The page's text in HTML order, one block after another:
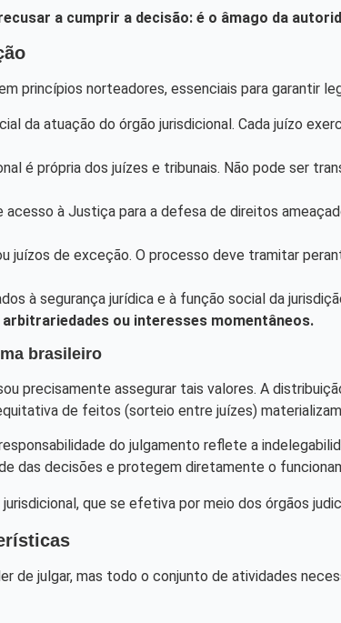
a cumprir a decisão: é o âmago da
princípios norteadores, essenciais para garantir
da atuação do órgão jurisdicional. Cada juízo
é própria dos juízes e tribunais. Não pode ser
acesso à Justiça para a defesa de direitos
juízos de exceção. O processo deve tramitar
à segurança jurídica e à função social da
ou interesses momentâneos.
brasileiro
precisamente assegurar tais valores. A
de feitos (sorteio entre juízes) materializam
do julgamento reflete a
das decisões e protegem diretamente o
que se efetiva por meio dos órgãos
de julgar, mas todo o conjunto de atividades